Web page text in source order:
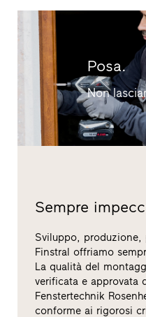
Posa.
Non
Sempre
Sviluppo, produzione,
Finstral offriamo
La qualità del
verificata e approvata
Fenstertechnik
conforme ai rigorosi